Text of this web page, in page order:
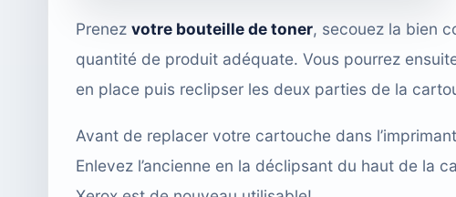
Prenez votre bouteille de toner, secouez la bien
quantité de produit adéquate. Vous pourrez
en place puis reclipser les deux parties de la
Avant de replacer votre cartouche dans
Enlevez l’ancienne en la déclipsant du haut de la